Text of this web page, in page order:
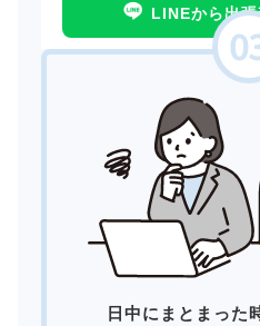
LINEから出
日中にまとまった